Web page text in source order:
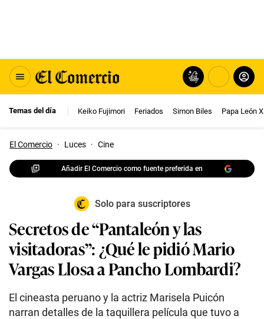
Temas del día Keiko Fujimori Feriados Simon Biles Papa León
El Comercio · Luces · Cine
Añadir El Comercio como fuente preferida en
Solo para suscriptores
Secretos de “Pantaleón y las
visitadoras”: ¿Qué le pidió Mario
Vargas Llosa a Pancho Lombardi?
El cineasta peruano y la actriz Marisela Puicón
narran detalles de la taquillera película que tuvo a